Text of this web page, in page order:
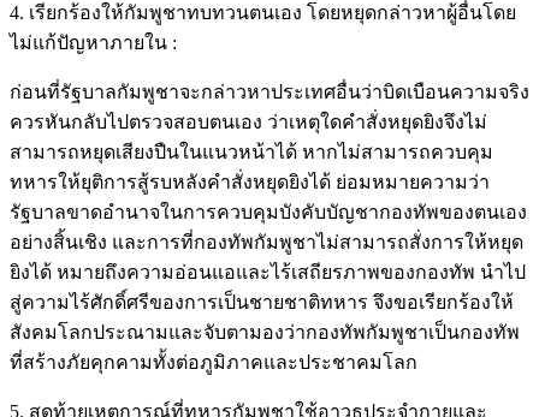
4. เรียกร้องให้กัมพูชาทบทวนตนเอง โดยหยุดกล่าวหาผู้อื่นโดย
ไม่แก้ปัญหาภายใน :
ก่อนที่รัฐบาลกัมพูชาจะกล่าวหาประเทศอื่นว่าบิดเบือนความจริง
ควรหันกลับไปตรวจสอบตนเอง ว่าเหตุใดคำสั่งหยุดยิงจึงไม่
สามารถหยุดเสียงปืนในแนวหน้าได้ หากไม่สามารถควบคุม
ทหารให้ยุติการสู้รบหลังคำสั่งหยุดยิงได้ ย่อมหมายความว่า
รัฐบาลขาดอำนาจในการควบคุมบังคับบัญชากองทัพของตนเอง
อย่างสิ้นเชิง และการที่กองทัพกัมพูชาไม่สามารถสั่งการให้หยุด
ยิงได้ หมายถึงความอ่อนแอและไร้เสถียรภาพของกองทัพ นำไป
สู่ความไร้ศักดิ์ศรีของการเป็นชายชาติทหาร จึงขอเรียกร้องให้
สังคมโลกประณามและจับตามองว่ากองทัพกัมพูชาเป็นกองทัพ
ที่สร้างภัยคุกคามทั้งต่อภูมิภาคและประชาคมโลก
5. สุดท้ายเหตุการณ์ที่ทหารกัมพูชาใช้อาวุธประจำกายและ